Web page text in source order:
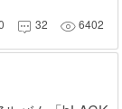
 32 6402